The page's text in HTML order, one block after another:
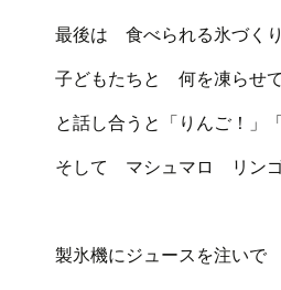
最後は 食べられる氷づくり
子どもたちと 何を凍らせ
と話し合うと「りんご！」
そして マシュマロ リンゴ
製氷機にジュースを注い